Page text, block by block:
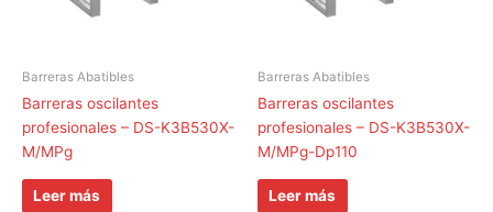
Barreras Abatibles
Barreras oscilantes
profesionales – DS-K3B530X-
M/MPg
Leer más
Barreras Abatibles
Barreras oscilantes
profesionales – DS-K3B530X-
M/MPg-Dp110
Leer más